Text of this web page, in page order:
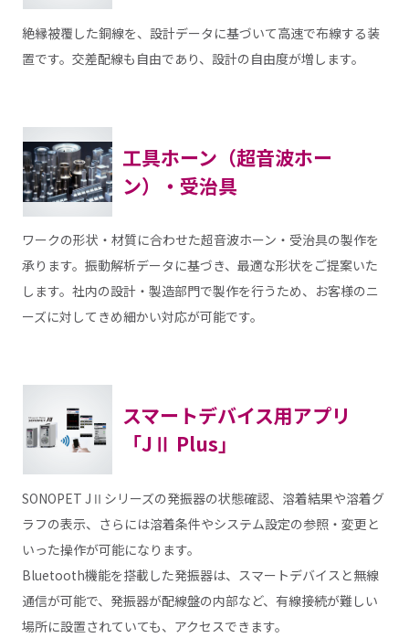
絶縁被覆した銅線を、設計データに基づいて高速で布線する装
置です。交差配線も自由であり、設計の自由度が増します。
工具ホーン（超音波ホー
ン）・受治具
ワークの形状・材質に合わせた超音波ホーン・受治具の製作を
承ります。振動解析データに基づき、最適な形状をご提案いた
します。社内の設計・製造部門で製作を行うため、お客様のニ
ーズに対してきめ細かい対応が可能です。
スマートデバイス用アプリ
「JⅡ Plus」
SONOPET JⅡシリーズの発振器の状態確認、溶着結果や溶着グ
ラフの表示、さらには溶着条件やシステム設定の参照・変更と
いった操作が可能になります。
Bluetooth機能を搭載した発振器は、スマートデバイスと無線
通信が可能で、発振器が配線盤の内部など、有線接続が難しい
場所に設置されていても、アクセスできます。